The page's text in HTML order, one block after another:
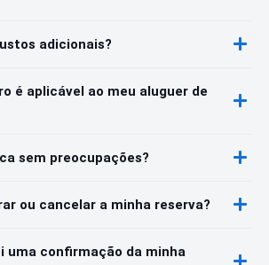
adicionais?
é aplicável ao meu aluguer de
sem preocupações?
ou cancelar a minha reserva?
uma confirmação da minha